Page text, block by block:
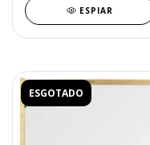
ESPIAR
ESGOTADO